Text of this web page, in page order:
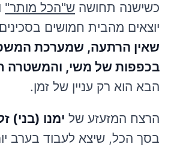
כשישנה תחושה ש"הכל מותר"
יוצאים מהבית חמושים
שאין הרתעה, שמערכת
בכפפות של משי, והמשטרה
הבא הוא רק עניין של זמן.
הרצח המזעזע של ימנו (בני)
בסך הכל, שיצא לעבוד בערב